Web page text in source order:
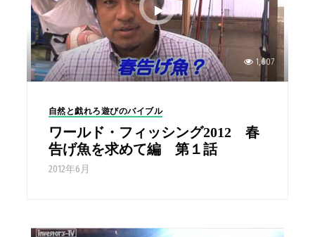
1,607
自然と戯れろ遊びのバイブル
ワールド・フィッシング2012 春
告げ魚を求めて編 第１話
2012年6月